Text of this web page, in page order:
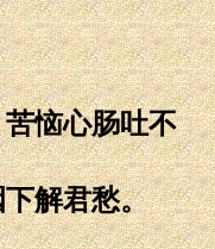
恼心肠吐不
解君愁。